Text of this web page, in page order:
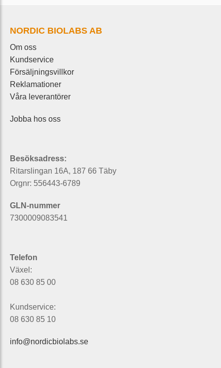
NORDIC BIOLABS AB
Om oss
Kundservice
Försäljningsvillkor
Reklamationer
Våra leverantörer
Jobba hos oss
Besöksadress:
Ritarslingan 16A, 187 66 Täby
Orgnr: 556443-6789
GLN-nummer
7300009083541
Telefon
Växel:
08 630 85 00
Kundservice:
08 630 85 10
info@nordicbiolabs.se